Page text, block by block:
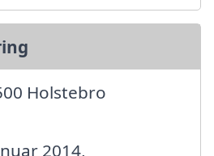
Holstebro
2014,